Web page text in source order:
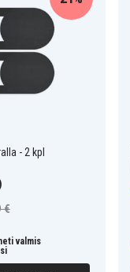
- 2 kpl
€
valmis